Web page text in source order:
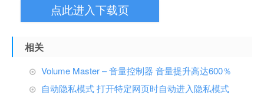
点此进入下载页
相关
Volume Master – 音量控制器 音量提升高达600％
自动隐私模式 打开特定网页时自动进入隐私模式